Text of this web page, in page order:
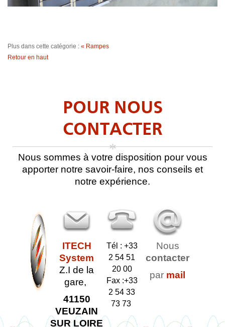
Plus dans cette catégorie : « Rampes
Retour en haut
POUR NOUS
CONTACTER
*
Nous sommes à votre disposition pour vous
apporter notre savoir-faire, nos conseils et
notre expérience.
ITECH
System
Z.I de la
gare,
41150
VEUZAIN
SUR LOIRE
Tél : +33
2 54 51
20 00
Fax :+33
2 54 33
73 73
Nous
contacter
par mail